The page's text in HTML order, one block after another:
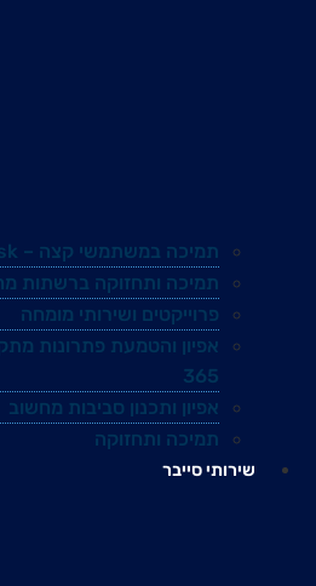
תמיכה במשתמשי קצה – Help Desk
תמיכה ותחזוקה ברשתות
פרוייקטים ושירותי מומחה
365
אפיון ותכנון סביבות מחשוב
תמיכה ותחזוקה
שירותי סייבר